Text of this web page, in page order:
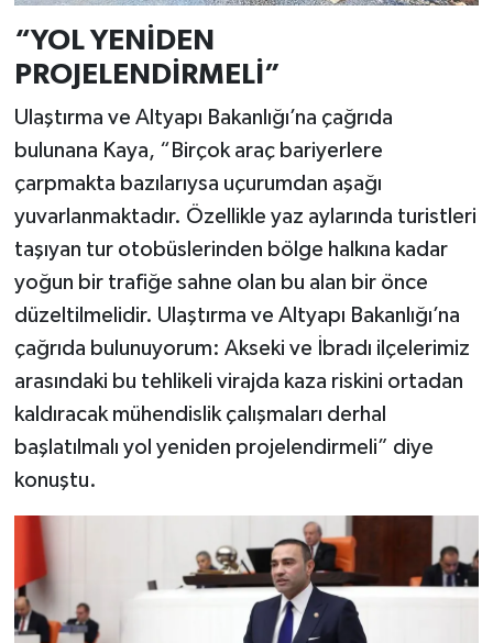
“YOL YENİDEN
PROJELENDİRMELİ”
Ulaştırma ve Altyapı Bakanlığı’na çağrıda
bulunana Kaya, “Birçok araç bariyerlere
çarpmakta bazılarıysa uçurumdan aşağı
yuvarlanmaktadır. Özellikle yaz aylarında turistleri
taşıyan tur otobüslerinden bölge halkına kadar
yoğun bir trafiğe sahne olan bu alan bir önce
düzeltilmelidir. Ulaştırma ve Altyapı Bakanlığı’na
çağrıda bulunuyorum: Akseki ve İbradı ilçelerimiz
arasındaki bu tehlikeli virajda kaza riskini ortadan
kaldıracak mühendislik çalışmaları derhal
başlatılmalı yol yeniden projelendirmeli” diye
konuştu.